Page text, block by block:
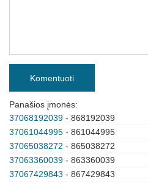
Komentuoti
Panašios įmonės:
37068192039 - 868192039
37061044995 - 861044995
37065038272 - 865038272
37063360039 - 863360039
37067429843 - 867429843